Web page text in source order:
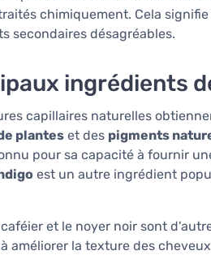
chimiquement. Cela
secondaires désagréables.
ingrédients
capillaires naturelles
plantes et des pigments
pour sa capacité à fournir
est un autre ingrédient
caféier et le noyer noir sont
améliorer la texture des